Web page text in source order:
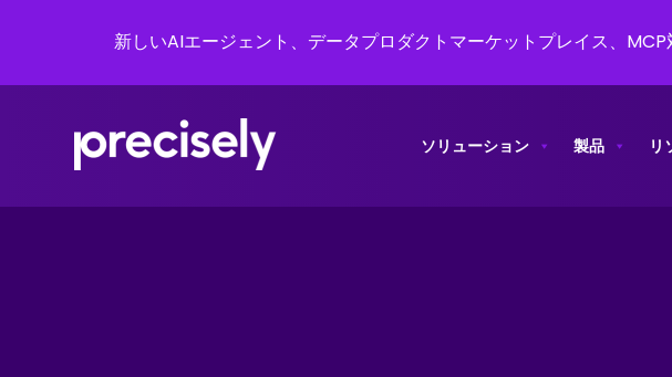
新しいAIエージェント、データプロダクトマーケットプレイス、
ソリューション 製品 リ